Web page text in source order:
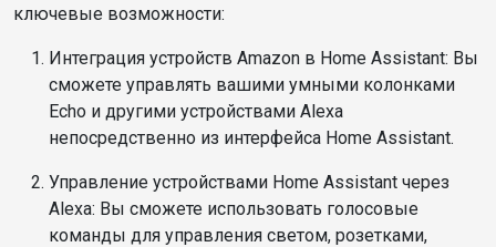
ключевые возможности:
Интеграция устройств Amazon в Home Assistant: Вы
сможете управлять вашими умными колонками
Echo и другими устройствами Alexa
непосредственно из интерфейса Home Assistant.
Управление устройствами Home Assistant через
Alexa: Вы сможете использовать голосовые
команды для управления светом, розетками,